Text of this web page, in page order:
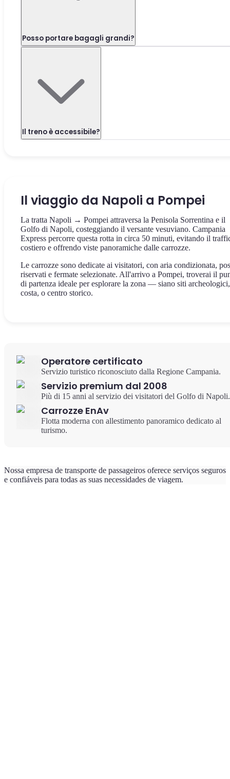
Posso portare bagagli grandi?
Il treno è accessibile?
Il viaggio da Napoli a Pompei
La tratta Napoli → Pompei attraversa la Penisola Sorrentina e il
Golfo di Napoli, costeggiando il versante vesuviano. Campania
Express percorre questa rotta in circa 50 minuti, evitando il
costiero e offrendo viste panoramiche dalle carrozze.
Le carrozze sono dedicate ai visitatori, con aria condizionata,
riservati e fermate selezionate. All'arrivo a Pompei, troverai il
di partenza ideale per esplorare la zona — siano siti archeologici,
costa, o centro storico.
Operatore certificato
Servizio turistico riconosciuto dalla Regione Campania.
Servizio premium dal 2008
Più di 15 anni al servizio dei visitatori del Golfo di Napoli.
Carrozze EnAv
Flotta moderna con allestimento panoramico dedicato al
turismo.
Nossa empresa de transporte de passageiros oferece serviços seguros
e confiáveis para todas as suas necessidades de viagem.